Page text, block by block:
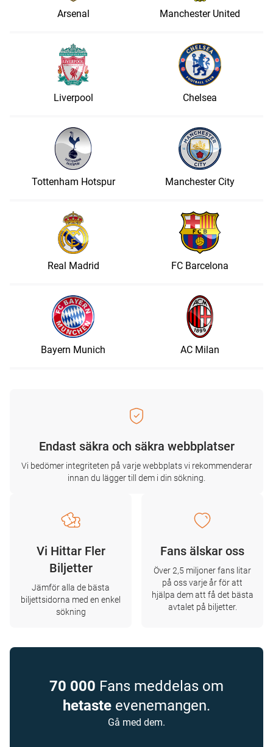
Arsenal Manchester United
Liverpool Chelsea
Tottenham Hotspur Manchester City
Real Madrid FC Barcelona
Bayern Munich AC Milan
Endast säkra och säkra webbplatser
Vi bedömer integriteten på varje webbplats vi rekommenderar
innan du lägger till dem i din sökning.
Vi Hittar Fler
Biljetter
Jämför alla de bästa
biljettsidorna med en enkel
sökning
Fans älskar oss
Över 2,5 miljoner fans litar
på oss varje år för att
hjälpa dem att få det bästa
avtalet på biljetter.
70 000 Fans meddelas om
hetaste evenemangen.
Gå med dem.